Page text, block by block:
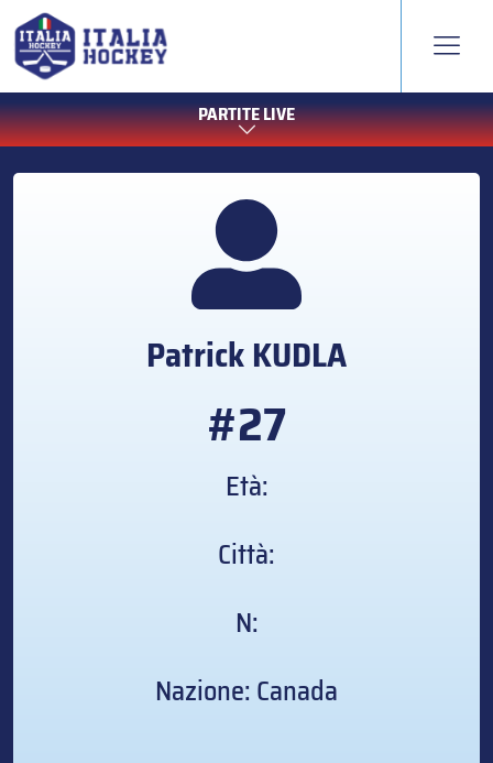
PARTITE LIVE
PatrickKUDLA
#27
Età:
Città:
N:
Nazione: Canada